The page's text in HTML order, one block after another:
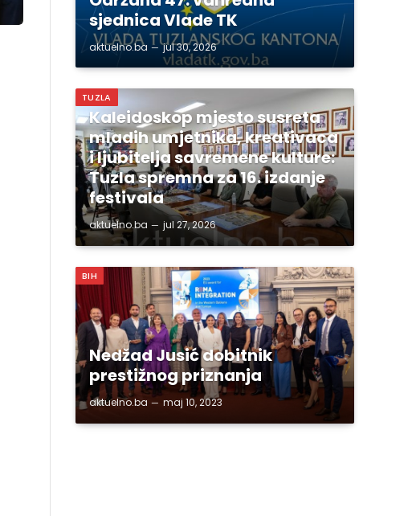
sjednica Vlade TK
aktuelno.ba jul 30, 2026
TUZLA
Kaleidoskop mjesto susreta
mladih umjetnika, kreativaca
i ljubitelja savremene kulture:
Tuzla spremna za 16. izdanje
festivala
aktuelno.ba jul 27, 2026
BIH
Nedžad Jusić dobitnik
prestižnog priznanja
aktuelno.ba maj 10, 2023